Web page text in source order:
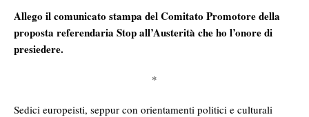
Allego il comunicato stampa del Comitato Promotore della
proposta referendaria Stop all’Austerità che ho l’onore di
presiedere.
*
Sedici europeisti, seppur con orientamenti politici e culturali